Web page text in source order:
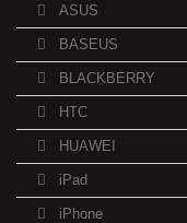
ASUS
BASEUS
BLACKBERRY
HTC
HUAWEI
iPad
iPhone